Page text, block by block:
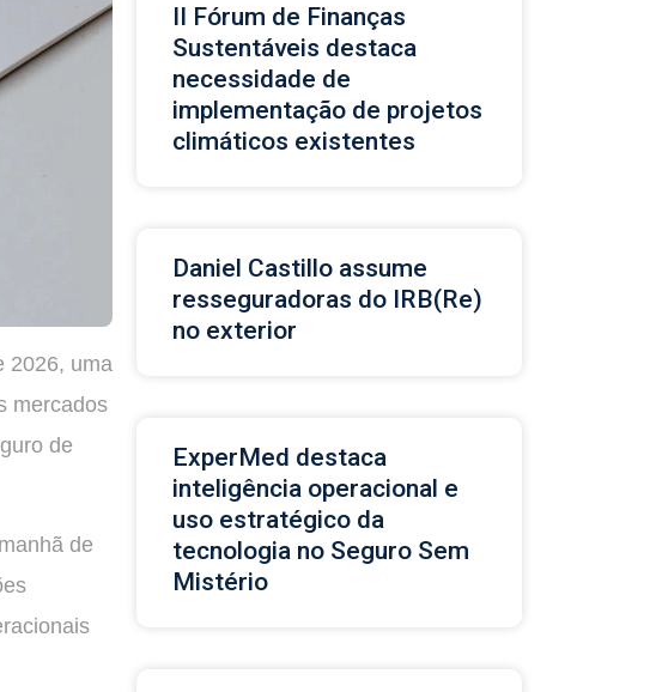
2026, uma
mercados
de
de
II Fórum de Finanças
Sustentáveis destaca
necessidade de
implementação de projetos
climáticos existentes
Daniel Castillo assume
resseguradoras do IRB(Re)
no exterior
ExperMed destaca
inteligência operacional e
uso estratégico da
tecnologia no Seguro Sem
Mistério